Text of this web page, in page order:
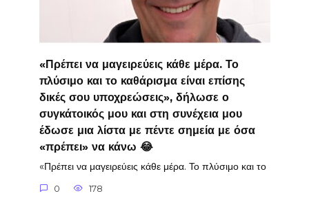
«Πρέπει να μαγειρεύεις κάθε μέρα. Το
πλύσιμο και το καθάρισμα είναι επίσης
δικές σου υποχρεώσεις», δήλωσε ο
συγκάτοικός μου και στη συνέχεια μου
έδωσε μια λίστα με πέντε σημεία με όσα
«πρέπει» να κάνω 😂
«Πρέπει να μαγειρεύεις κάθε μέρα. Το πλύσιμο και το
0 178